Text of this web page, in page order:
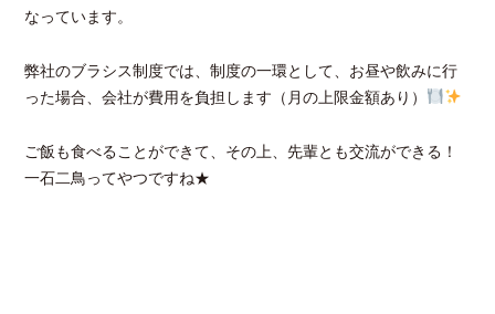
なっています。
弊社のブラシス制度では、制度の一環として、お昼や飲みに行
った場合、会社が費用を負担します（月の上限金額あり）
ご飯も食べることができて、その上、先輩とも交流ができる！
一石二鳥ってやつですね★